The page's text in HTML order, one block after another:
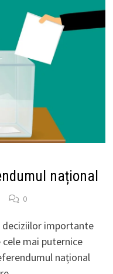
național
0
deciziilor importante
mai puternice
național